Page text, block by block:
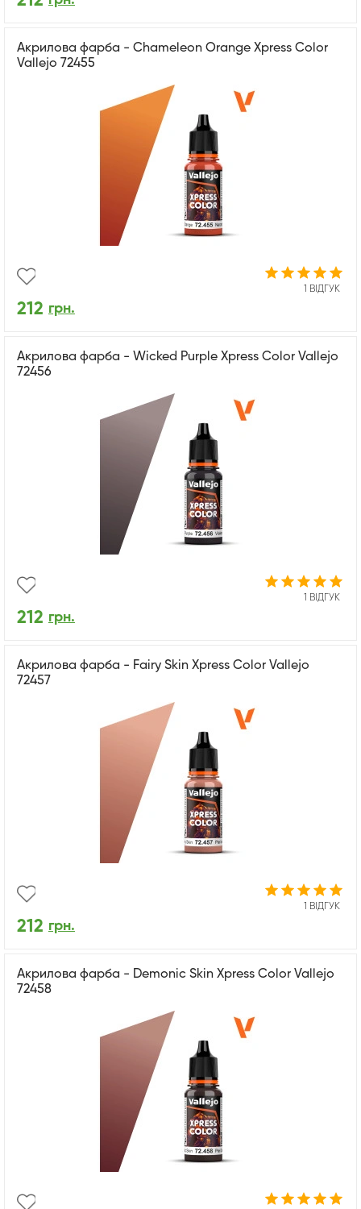
Акрилова фарба - Chameleon Orange Xpress Color
Vallejo 72455
1 ВІДГУК
212 грн.
Акрилова фарба - Wicked Purple Xpress Color Vallejo
72456
1 ВІДГУК
212 грн.
Акрилова фарба - Fairy Skin Xpress Color Vallejo
72457
1 ВІДГУК
212 грн.
Акрилова фарба - Demonic Skin Xpress Color Vallejo
72458